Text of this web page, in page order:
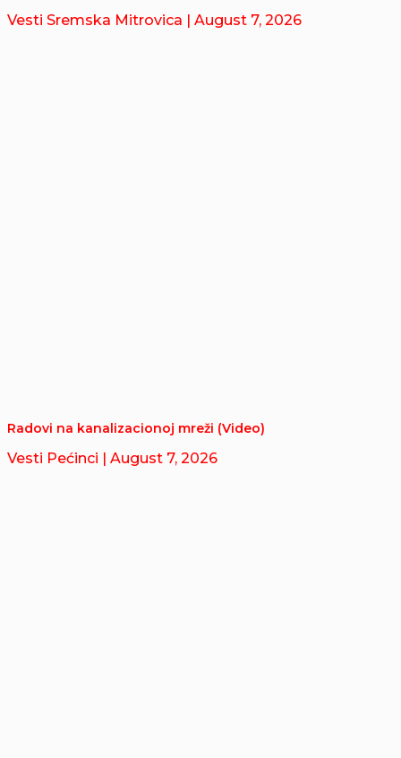
Vesti Sremska Mitrovica | August 7, 2026
Radovi na kanalizacionoj mreži (Video)
Vesti Pećinci | August 7, 2026